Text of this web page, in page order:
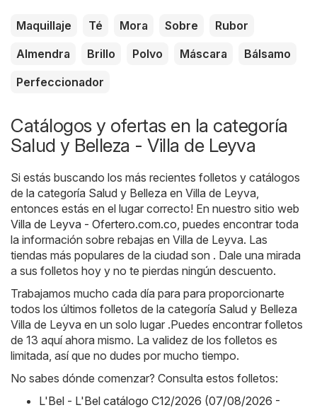
Maquillaje Té Mora Sobre
Rubor
Almendra
Brillo Polvo Máscara
Bálsamo
Perfeccionador
Catálogos y ofertas en la categoría
Salud y Belleza - Villa de Leyva
Si estás buscando los más recientes folletos y catálogos
de la categoría Salud y Belleza en Villa de Leyva,
entonces estás en el lugar correcto! En nuestro sitio web
Villa de Leyva - Ofertero.com.co , puedes encontrar toda
la información sobre rebajas en Villa de Leyva. Las
tiendas más populares de la ciudad son . Dale una mirada
a sus folletos hoy y no te pierdas ningún descuento.
Trabajamos mucho cada día para para proporcionarte
todos los últimos folletos de la categoría Salud y Belleza
Villa de Leyva en un solo lugar .Puedes encontrar folletos
de 13 aquí ahora mismo. La validez de los folletos es
limitada, así que no dudes por mucho tiempo.
No sabes dónde comenzar? Consulta estos folletos:
L'Bel - L'Bel catálogo C12/2026 (07/08/2026 -